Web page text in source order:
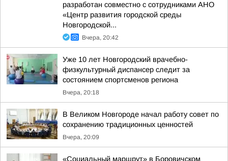
разработан совместно с сотрудниками АНО
«Центр развития городской среды
Новгородской...
Вчера, 20:42
Уже 10 лет Новгородский врачебно-
физкультурный диспансер следит за
состоянием спортсменов региона
Вчера, 20:18
В Великом Новгороде начал работу совет по
сохранению традиционных ценностей
Вчера, 20:09
«Социальный маршрут» в Боровичском